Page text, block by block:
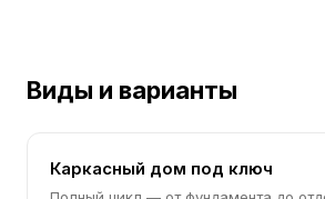
Виды и варианты
Каркасный дом под ключ